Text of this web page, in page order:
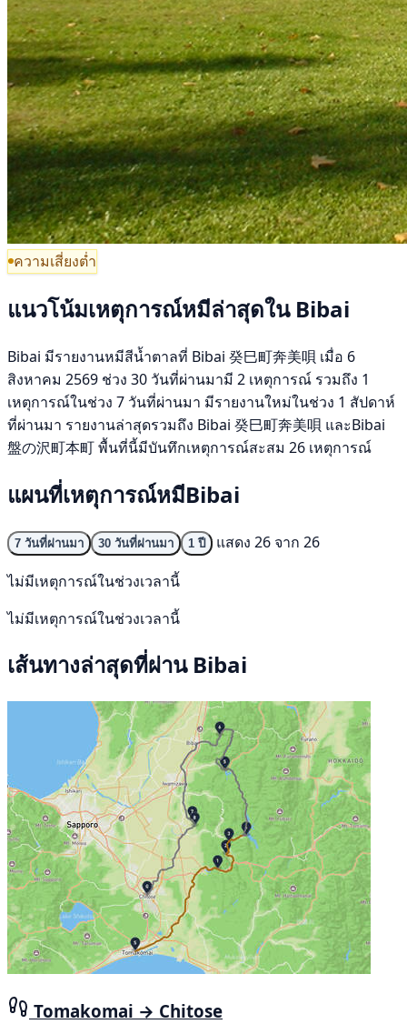
ความเสี่ยงต่ำ
แนวโน้มเหตุการณ์หมีล่าสุดใน Bibai
Bibai มีรายงานหมีสีน้ำตาลที่ Bibai 癸巳町奔美唄 เมื่อ 6
สิงหาคม 2569 ช่วง 30 วันที่ผ่านมามี 2 เหตุการณ์ รวมถึง 1
เหตุการณ์ในช่วง 7 วันที่ผ่านมา มีรายงานใหม่ในช่วง 1 สัปดาห์
ที่ผ่านมา รายงานล่าสุดรวมถึง Bibai 癸巳町奔美唄 และBibai
盤の沢町本町 พื้นที่นี้มีบันทึกเหตุการณ์สะสม 26 เหตุการณ์
แผนที่เหตุการณ์หมีBibai
7 วันที่ผ่านมา 30 วันที่ผ่านมา 1 ปี
แสดง 26 จาก 26
ไม่มีเหตุการณ์ในช่วงเวลานี้
ไม่มีเหตุการณ์ในช่วงเวลานี้
เส้นทางล่าสุดที่ผ่าน Bibai
Tomakomai → Chitose